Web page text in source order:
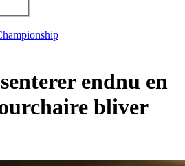
endnu en
bliver